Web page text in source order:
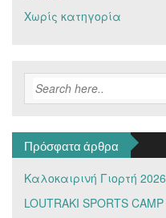
Χωρίς κατηγορία
Πρόσφατα άρθρα
Καλοκαιρινή Γιορτή 2026
LOUTRAKI SPORTS CAMP